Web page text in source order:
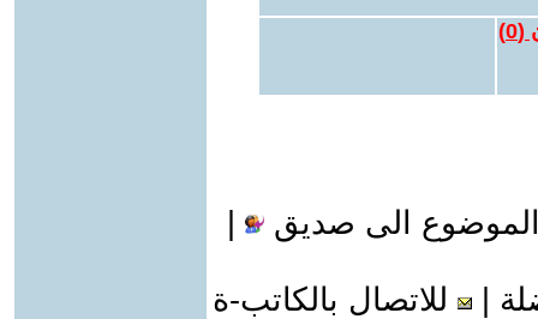
(
0
)
الى صديق
للاتصال بالكاتب-ة